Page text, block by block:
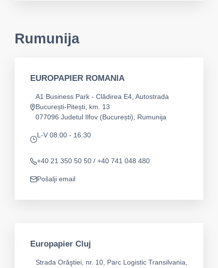
Rumunija
EUROPAPIER ROMANIA
app.address
A1 Business Park - Clădirea E4, Autostrada
București-Pitești, km. 13
077096 Judetul Ilfov (București), Rumunija
app.opening-times
L-V 08:00 - 16:30
Telefon
+40 21 350 50 50 / +40 741 048 480
app.mail
Pošalji email
Europapier Cluj
Strada Orăştiei, nr. 10, Parc Logistic Transilvania,